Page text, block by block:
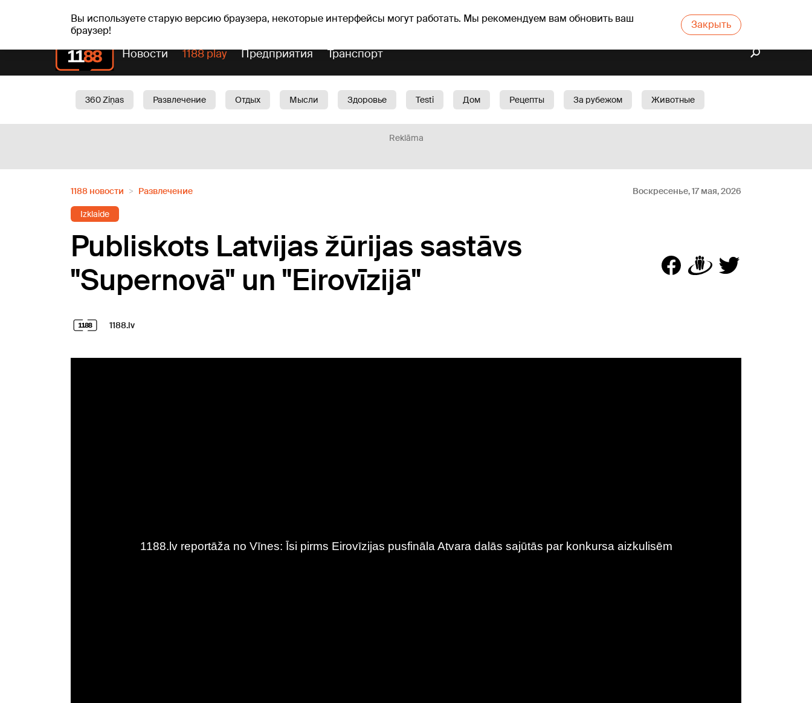
Вы используете старую версию браузера, некоторые интерфейсы могут работать. Мы рекомендуем вам обновить ваш
браузер!
Закрыть
пт, 07.08.2026. +21°C Alfrēds, Fredis, Madars Прогноз погоды Гороскопы
Новости 1188 play Предприятия Транспорт
360 Ziņas Развлечение Отдых Мысли Здоровье Testi Дом Рецепты За рубежом
Животные
Reklāma
1188 новости Развлечение Воскресенье, 17 мая, 2026
Izklaide
Publiskots Latvijas žūrijas sastāvs
"Supernovā" un "Eirovīzijā"
1188.lv